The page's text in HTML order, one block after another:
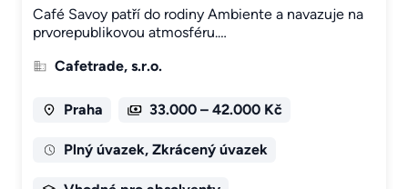
Café Savoy patří do rodiny Ambiente a navazuje na
prvorepublikovou atmosféru.…
Cafetrade, s.r.o.
Praha 33.000 – 42.000 Kč
Plný úvazek, Zkrácený úvazek